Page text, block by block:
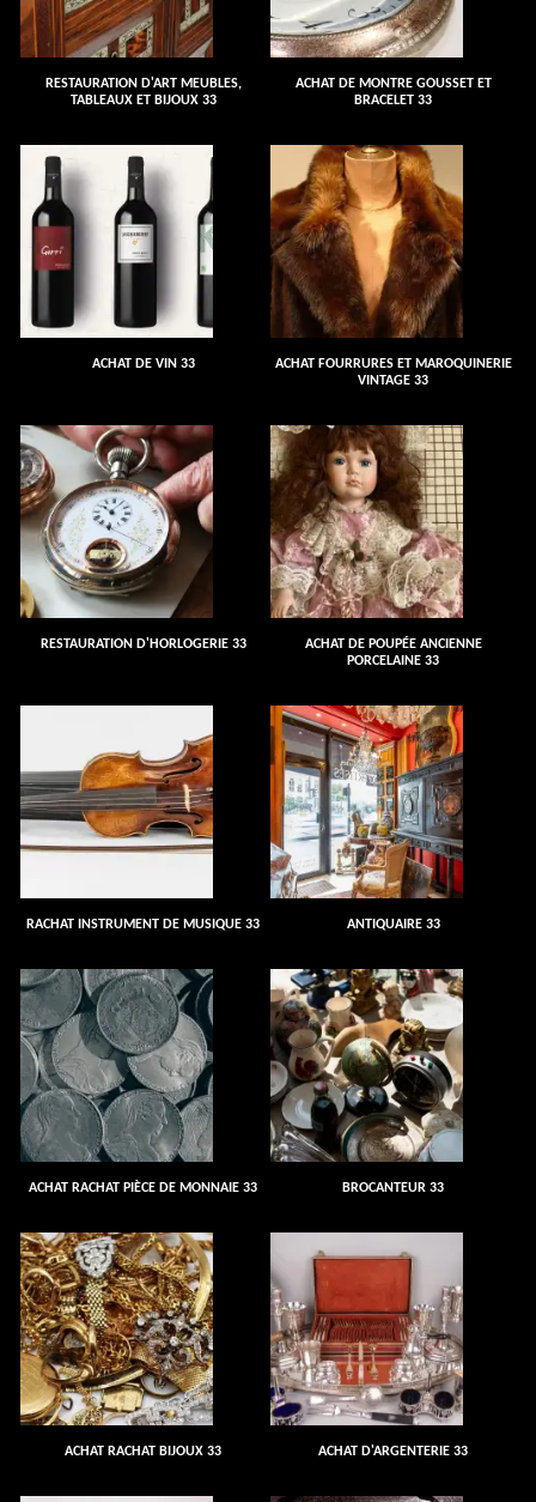
RESTAURATION D'ART MEUBLES,
TABLEAUX ET BIJOUX 33
ACHAT DE MONTRE GOUSSET ET
BRACELET 33
ACHAT DE VIN 33
ACHAT FOURRURES ET MAROQUINERIE
VINTAGE 33
RESTAURATION D'HORLOGERIE 33
ACHAT DE POUPÉE ANCIENNE
PORCELAINE 33
RACHAT INSTRUMENT DE MUSIQUE 33 ANTIQUAIRE 33
ACHAT RACHAT PIÈCE DE MONNAIE 33 BROCANTEUR 33
ACHAT RACHAT BIJOUX 33 ACHAT D'ARGENTERIE 33